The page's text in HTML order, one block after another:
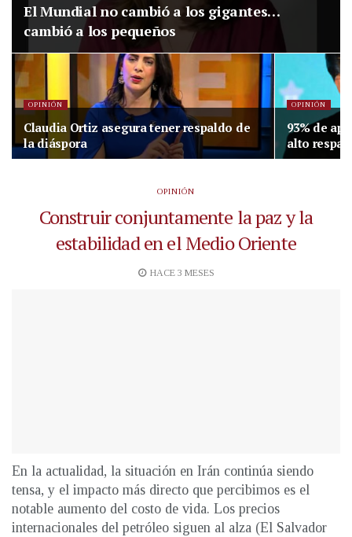
El Mundial no cambió a los gigantes…
cambió a los pequeños
OPINIÓN
Claudia Ortiz asegura tener respaldo de
la diáspora
OPINIÓN
93% de
alto
OPINIÓN
Construir conjuntamente la paz y la
estabilidad en el Medio Oriente
HACE 3 MESES
En la actualidad, la situación en Irán continúa siendo
tensa, y el impacto más directo que percibimos es el
notable aumento del costo de vida. Los precios
internacionales del petróleo siguen al alza (El Salvador